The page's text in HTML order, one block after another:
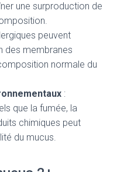
une surproduction de
peuvent
des membranes
normale du
:
que la fumée, la
chimiques peut
du mucus.